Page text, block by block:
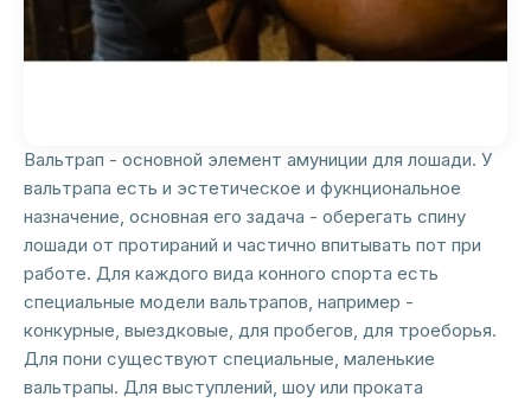
Вальтрап - основной элемент амуниции для лошади. У
вальтрапа есть и эстетическое и фукнциональное
назначение, основная его задача - оберегать спину
лошади от протираний и частично впитывать пот при
работе. Для каждого вида конного спорта есть
специальные модели вальтрапов, например -
конкурные, выездковые, для пробегов, для троеборья.
Для пони существуют специальные, маленькие
вальтрапы. Для выступлений, шоу или проката